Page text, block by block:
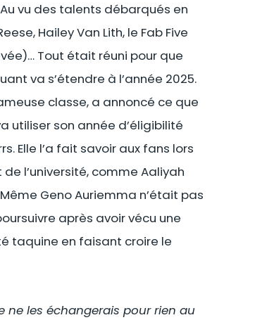
vu des talents débarqués en
Hailey Van Lith, le Fab Five
Tout était réuni pour que
va s’étendre à l’année 2025.
classe, a annoncé ce que
utiliser son année d’éligibilité
Elle l’a fait savoir aux fans lors
l’université, comme Aaliyah
Geno Auriemma n’était pas
après avoir vécu une
taquine en faisant croire le
ne les échangerais pour rien au